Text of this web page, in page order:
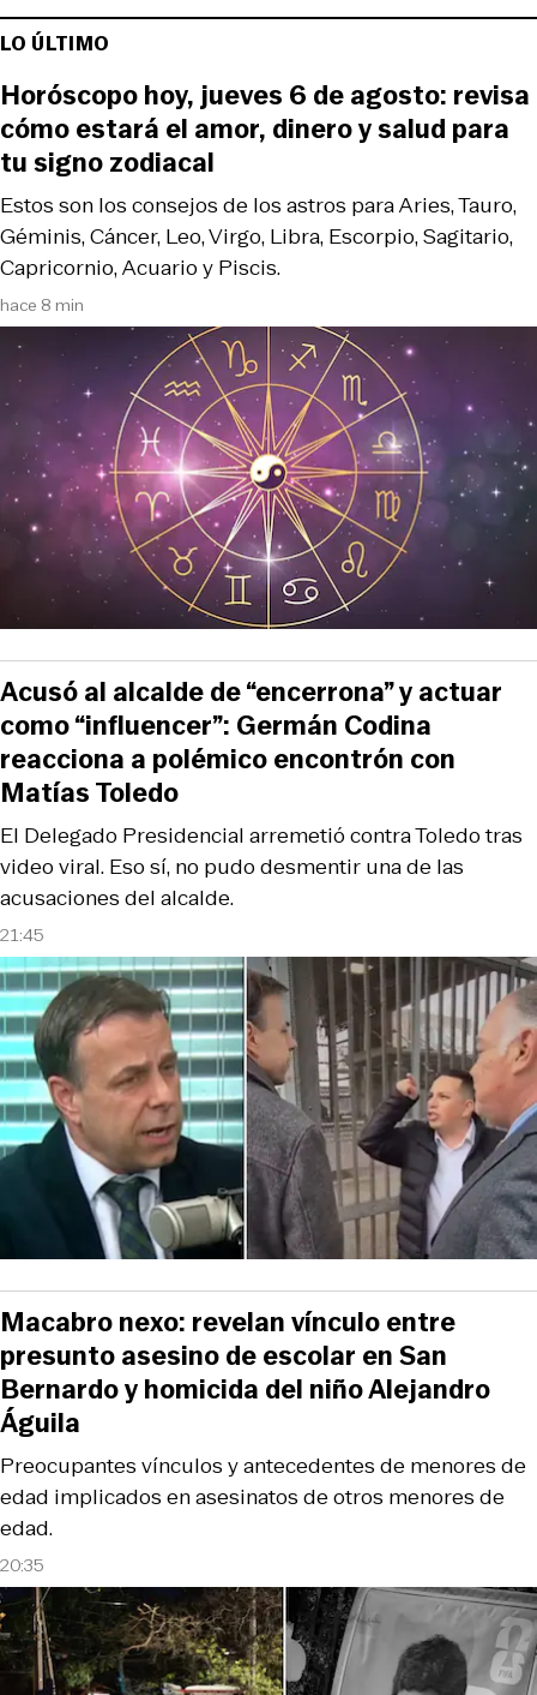
LO ÚLTIMO
hace 8 min
Estos son los consejos de los astros para Aries, Tauro,
Géminis, Cáncer, Leo, Virgo, Libra, Escorpio, Sagitario,
Capricornio, Acuario y Piscis.
Horóscopo hoy, jueves 6 de agosto: revisa
cómo estará el amor, dinero y salud para
tu signo zodiacal
21:45
El Delegado Presidencial arremetió contra Toledo tras
video viral. Eso sí, no pudo desmentir una de las
acusaciones del alcalde.
Acusó al alcalde de “encerrona” y actuar
como “influencer”: Germán Codina
reacciona a polémico encontrón con
Matías Toledo
20:35
Preocupantes vínculos y antecedentes de menores de
edad implicados en asesinatos de otros menores de
edad.
Macabro nexo: revelan vínculo entre
presunto asesino de escolar en San
Bernardo y homicida del niño Alejandro
Águila